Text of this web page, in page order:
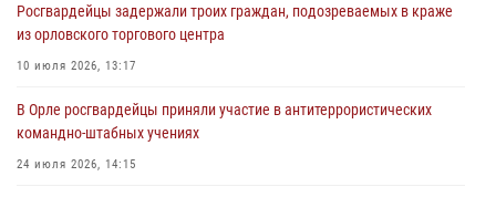
Росгвардейцы задержали троих граждан, подозреваемых в краже
из орловского торгового центра
10 июля 2026, 13:17
В Орле росгвардейцы приняли участие в антитеррористических
командно-штабных учениях
24 июля 2026, 14:15